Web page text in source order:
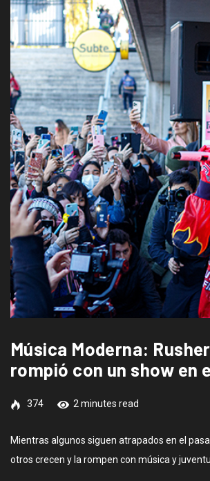
Música Moderna:
rompió con un show en
374 2 minutes read
Mientras algunos siguen atrapados en el
otros crecen y la rompen con música y